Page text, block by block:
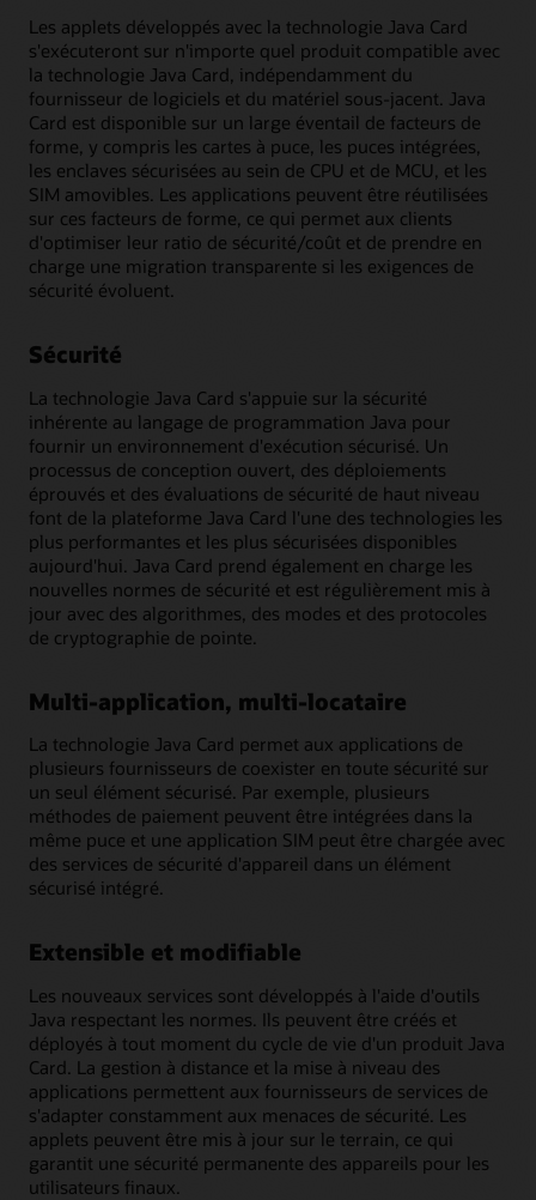
Les applets développés avec la technologie Java Card
s'exécuteront sur n'importe quel produit compatible avec
la technologie Java Card, indépendamment du
fournisseur de logiciels et du matériel sous-jacent. Java
Card est disponible sur un large éventail de facteurs de
forme, y compris les cartes à puce, les puces intégrées,
les enclaves sécurisées au sein de CPU et de MCU, et les
SIM amovibles. Les applications peuvent être réutilisées
sur ces facteurs de forme, ce qui permet aux clients
d'optimiser leur ratio de sécurité/coût et de prendre en
charge une migration transparente si les exigences de
sécurité évoluent.
Sécurité
La technologie Java Card s'appuie sur la sécurité
inhérente au langage de programmation Java pour
fournir un environnement d'exécution sécurisé. Un
processus de conception ouvert, des déploiements
éprouvés et des évaluations de sécurité de haut niveau
font de la plateforme Java Card l'une des technologies les
plus performantes et les plus sécurisées disponibles
aujourd'hui. Java Card prend également en charge les
nouvelles normes de sécurité et est régulièrement mis à
jour avec des algorithmes, des modes et des protocoles
de cryptographie de pointe.
Multi-application, multi-locataire
La technologie Java Card permet aux applications de
plusieurs fournisseurs de coexister en toute sécurité sur
un seul élément sécurisé. Par exemple, plusieurs
méthodes de paiement peuvent être intégrées dans la
même puce et une application SIM peut être chargée avec
des services de sécurité d'appareil dans un élément
sécurisé intégré.
Extensible et modifiable
Les nouveaux services sont développés à l'aide d'outils
Java respectant les normes. Ils peuvent être créés et
déployés à tout moment du cycle de vie d'un produit Java
Card. La gestion à distance et la mise à niveau des
applications permettent aux fournisseurs de services de
s'adapter constamment aux menaces de sécurité. Les
applets peuvent être mis à jour sur le terrain, ce qui
garantit une sécurité permanente des appareils pour les
utilisateurs finaux.